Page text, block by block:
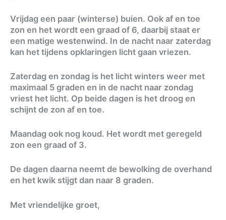
Vrijdag een paar (winterse) buien. Ook af en toe
zon en het wordt een graad of 6, daarbij staat er
een matige westenwind. In de nacht naar zaterdag
kan het tijdens opklaringen licht gaan vriezen.
Zaterdag en zondag is het licht winters weer met
maximaal 5 graden en in de nacht naar zondag
vriest het licht. Op beide dagen is het droog en
schijnt de zon af en toe.
Maandag ook nog koud. Het wordt met geregeld
zon een graad of 3.
De dagen daarna neemt de bewolking de overhand
en het kwik stijgt dan naar 8 graden.
Met vriendelijke groet,